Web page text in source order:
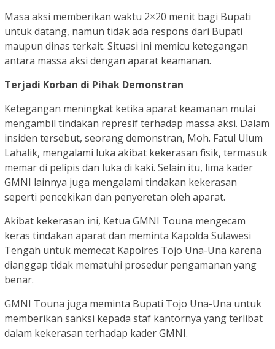
Masa aksi memberikan waktu 2×20 menit bagi Bupati
untuk datang, namun tidak ada respons dari Bupati
maupun dinas terkait. Situasi ini memicu ketegangan
antara massa aksi dengan aparat keamanan.
Terjadi Korban di Pihak Demonstran
Ketegangan meningkat ketika aparat keamanan mulai
mengambil tindakan represif terhadap massa aksi. Dalam
insiden tersebut, seorang demonstran, Moh. Fatul Ulum
Lahalik, mengalami luka akibat kekerasan fisik, termasuk
memar di pelipis dan luka di kaki. Selain itu, lima kader
GMNI lainnya juga mengalami tindakan kekerasan
seperti pencekikan dan penyeretan oleh aparat.
Akibat kekerasan ini, Ketua GMNI Touna mengecam
keras tindakan aparat dan meminta Kapolda Sulawesi
Tengah untuk memecat Kapolres Tojo Una-Una karena
dianggap tidak mematuhi prosedur pengamanan yang
benar.
GMNI Touna juga meminta Bupati Tojo Una-Una untuk
memberikan sanksi kepada staf kantornya yang terlibat
dalam kekerasan terhadap kader GMNI.